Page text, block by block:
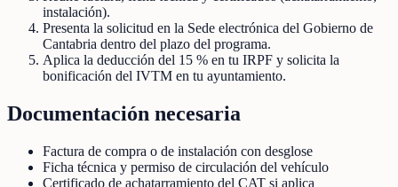
instalación).
Presenta la solicitud en la Sede electrónica del Gobierno de
Cantabria dentro del plazo del programa.
Aplica la deducción del 15 % en tu IRPF y solicita la
bonificación del IVTM en tu ayuntamiento.
Documentación necesaria
Factura de compra o de instalación con desglose
Ficha técnica y permiso de circulación del vehículo
Certificado de achatarramiento del CAT si aplica